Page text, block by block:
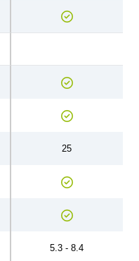
25
5.3 - 8.4